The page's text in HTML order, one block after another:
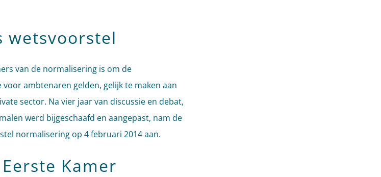
wetsvoorstel
van de normalisering is om de
ambtenaren gelden, gelijk te maken aan
sector. Na vier jaar van discussie en debat,
werd bijgeschaafd en aangepast, nam de
normalisering op 4 februari 2014 aan.
Kamer